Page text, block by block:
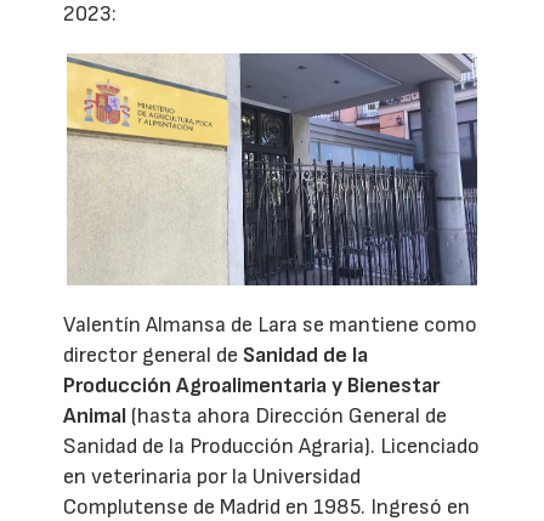
2023:
Valentín Almansa de Lara se mantiene como
director general de Sanidad de la
Producción Agroalimentaria y Bienestar
Animal (hasta ahora Dirección General de
Sanidad de la Producción Agraria). Licenciado
en veterinaria por la Universidad
Complutense de Madrid en 1985. Ingresó en